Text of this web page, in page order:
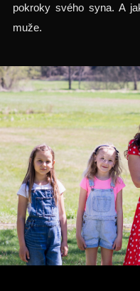
pokroky svého syna. A
muže.